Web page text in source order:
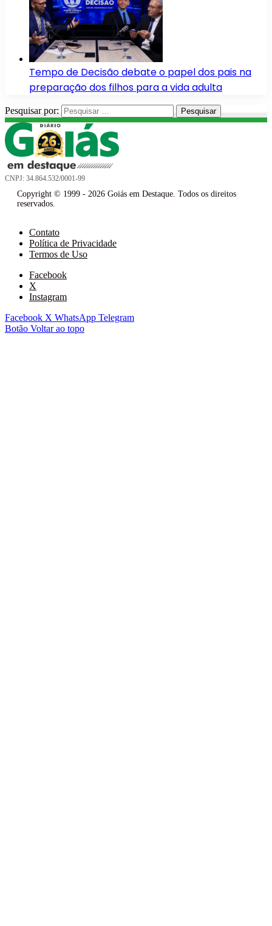
Tempo de Decisão debate o papel dos pais na
preparação dos filhos para a vida adulta
Pesquisar por:
CNPJ: 34.864.532/0001-99
Copyright © 1999 - 2026 Goiás em Destaque. Todos os direitos
reservados.
Contato
Política de Privacidade
Termos de Uso
Facebook
X
Instagram
Facebook X WhatsApp Telegram
Botão Voltar ao topo